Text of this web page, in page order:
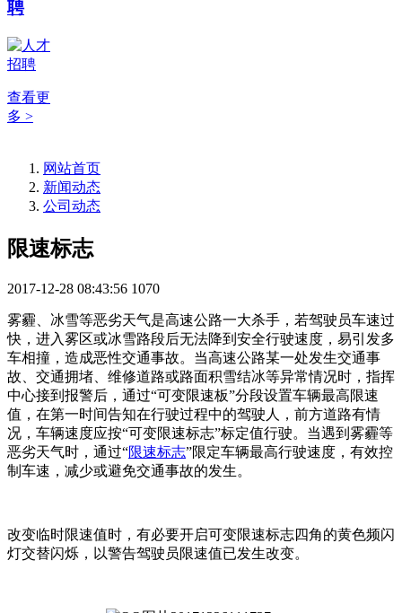
聘
查看更
多 >
网站首页
新闻动态
公司动态
限速标志
2017-12-28 08:43:56 1070
雾霾、冰雪等恶劣天气是高速公路一大杀手，若驾驶员车速过
快，进入雾区或冰雪路段后无法降到安全行驶速度，易引发多
车相撞，造成恶性交通事故。当高速公路某一处发生交通事
故、交通拥堵、维修道路或路面积雪结冰等异常情况时，指挥
中心接到报警后，通过“可变限速板”分段设置车辆最高限速
值，在第一时间告知在行驶过程中的驾驶人，前方道路有情
况，车辆速度应按“可变限速标志”标定值行驶。当遇到雾霾等
恶劣天气时，通过“限速标志”限定车辆最高行驶速度，有效控
制车速，减少或避免交通事故的发生。
改变临时限速值时，有必要开启可变限速标志四角的黄色频闪
灯交替闪烁，以警告驾驶员限速值已发生改变。